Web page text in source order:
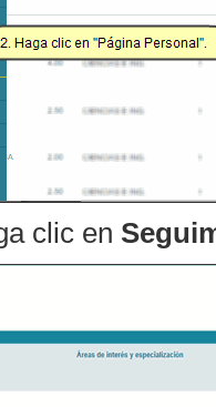
clic en